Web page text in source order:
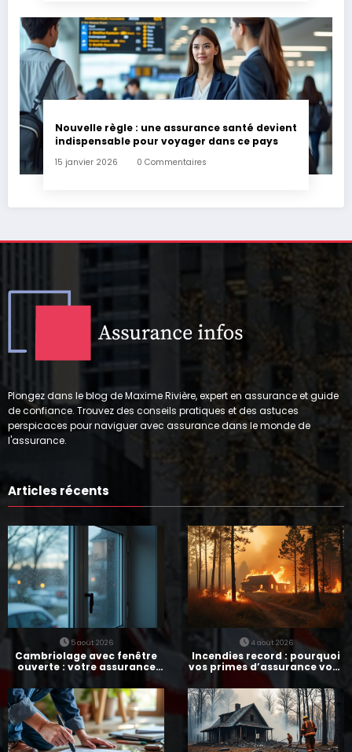
Nouvelle règle : une assurance santé devient
indispensable pour voyager dans ce pays
15 janvier 2026 0 Commentaires
Plongez dans le blog de Maxime Rivière, expert en assurance et guide
de confiance. Trouvez des conseils pratiques et des astuces
perspicaces pour naviguer avec assurance dans le monde de
l'assurance.
Articles récents
5 août 2026
Cambriolage avec fenêtre
ouverte : votre assurance
4 août 2026
Incendies record : pourquoi
vos primes d’assurance vont
augmenter